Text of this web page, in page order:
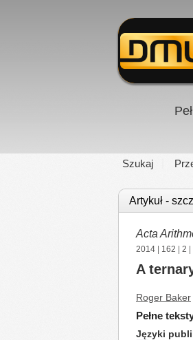
Szukaj
Artykuł -
Acta
2014 162 2
A
Roger Baker
Pełne
Języki